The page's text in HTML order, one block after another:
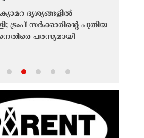
ദൃശ്യങ്ങളിൽ
ട്രംപ് സർക്കാരിൻ്റെ പുതിയ
പരസ്യമായി